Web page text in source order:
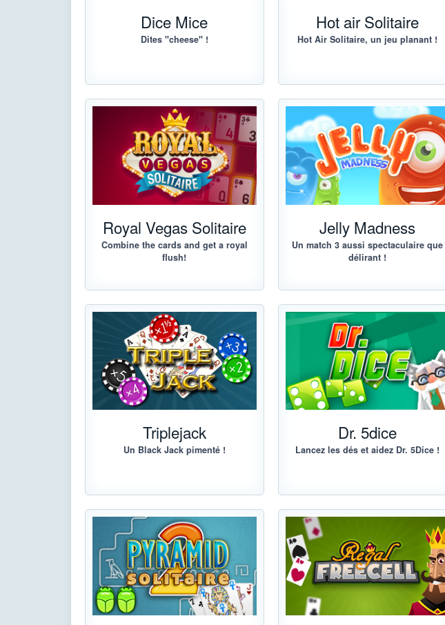
Dice Mice
Dites "cheese" !
Hot air Solitaire
Hot Air Solitaire, un jeu planant !
Royal Vegas Solitaire
Combine the cards and get a royal
flush!
Jelly Madness
Un match 3 aussi spectaculaire que
délirant !
Triplejack
Un Black Jack pimenté !
Dr. 5dice
Lancez les dés et aidez Dr. 5Dice !